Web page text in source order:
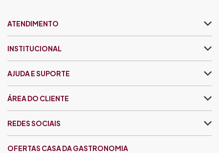
ATENDIMENTO
INSTITUCIONAL
AJUDA E SUPORTE
ÁREA DO CLIENTE
OFERTAS CASA DA GASTRONOMIA
REDES SOCIAIS